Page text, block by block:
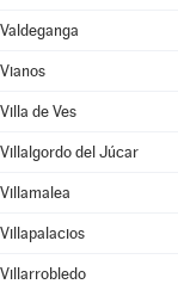
Valdeganga
Vianos
Villa de Ves
Villalgordo del Júcar
Villamalea
Villapalacios
Villarrobledo